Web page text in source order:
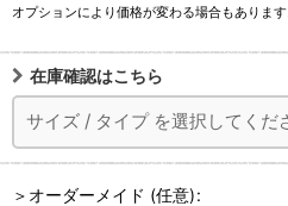
オプションにより価格が変わる場合もあります
在庫確認はこちら
サイズ / タイプ を選択してくだ
＞オーダーメイド (任意):